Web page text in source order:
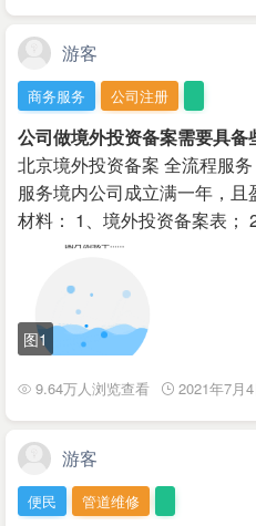
游客
商务服务 公司注册
公司做境外投资备案需要具备
北京境外投资备案 全流程服
服务境内公司成立满一年，
材料： 1、境外投资备案表；
图1
9.64万人浏览查看 2021年7月4
游客
便民 管道维修